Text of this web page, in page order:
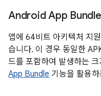
Android App Bundle
앱에 64비트 아키텍처 지
습니다. 이 경우 동일한
드를 포함하여 발생하는
App Bundle 기능을 활용